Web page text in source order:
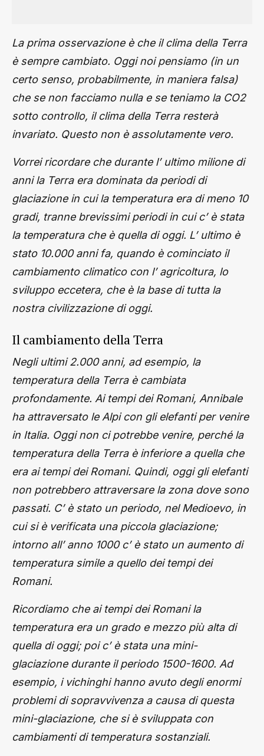
La prima osservazione è che il clima della Terra
è sempre cambiato. Oggi noi pensiamo (in un
certo senso, probabilmente, in maniera falsa)
che se non facciamo nulla e se teniamo la CO2
sotto controllo, il clima della Terra resterà
invariato. Questo non è assolutamente vero.
Vorrei ricordare che durante l’ ultimo milione di
anni la Terra era dominata da periodi di
glaciazione in cui la temperatura era di meno 10
gradi, tranne brevissimi periodi in cui c’ è stata
la temperatura che è quella di oggi. L’ ultimo è
stato 10.000 anni fa, quando è cominciato il
cambiamento climatico con l’ agricoltura, lo
sviluppo eccetera, che è la base di tutta la
nostra civilizzazione di oggi.
Il cambiamento della Terra
Negli ultimi 2.000 anni, ad esempio, la
temperatura della Terra è cambiata
profondamente. Ai tempi dei Romani, Annibale
ha attraversato le Alpi con gli elefanti per venire
in Italia. Oggi non ci potrebbe venire, perché la
temperatura della Terra è inferiore a quella che
era ai tempi dei Romani. Quindi, oggi gli elefanti
non potrebbero attraversare la zona dove sono
passati. C’ è stato un periodo, nel Medioevo, in
cui si è verificata una piccola glaciazione;
intorno all’ anno 1000 c’ è stato un aumento di
temperatura simile a quello dei tempi dei
Romani.
Ricordiamo che ai tempi dei Romani la
temperatura era un grado e mezzo più alta di
quella di oggi; poi c’ è stata una mini-
glaciazione durante il periodo 1500-1600. Ad
esempio, i vichinghi hanno avuto degli enormi
problemi di sopravvivenza a causa di questa
mini-glaciazione, che si è sviluppata con
cambiamenti di temperatura sostanziali.